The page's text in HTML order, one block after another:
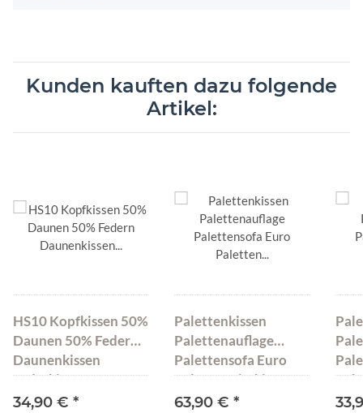
Kunden kauften dazu folgende
Artikel:
HS10 Kopfkissen 50%
Daunen 50% Federn
Daunenkissen
Federkissen 80x80
cm 1500 g
34,90 € *
Palettenkissen
Palettenauflage
Palettensofa Euro
Paletten Sitzkissen
MH-UQ-01 Hellgrau
63,90 € *